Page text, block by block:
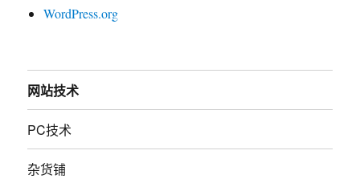
WordPress.org
网站技术
PC技术
杂货铺